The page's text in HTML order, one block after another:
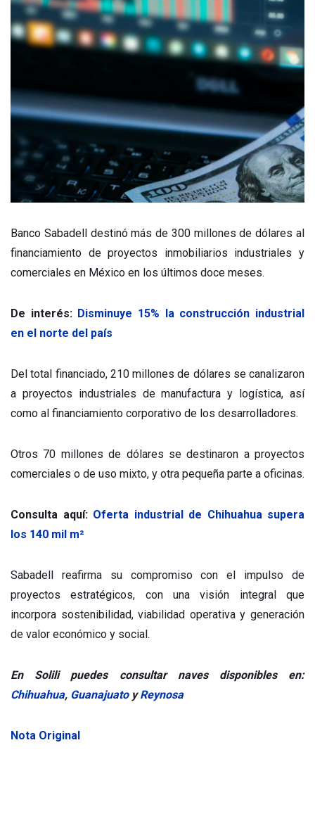
Banco Sabadell destinó más de 300 millones de dólares al
financiamiento de proyectos inmobiliarios industriales y
comerciales en México en los últimos doce meses.
De interés: Disminuye 15% la construcción industrial
en el norte del país
Del total financiado, 210 millones de dólares se canalizaron
a proyectos industriales de manufactura y logística, así
como al financiamiento corporativo de los desarrolladores.
Otros 70 millones de dólares se destinaron a proyectos
comerciales o de uso mixto, y otra pequeña parte a oficinas.
Consulta aquí: Oferta industrial de Chihuahua supera
los 140 mil m²
Sabadell reafirma su compromiso con el impulso de
proyectos estratégicos, con una visión integral que
incorpora sostenibilidad, viabilidad operativa y generación
de valor económico y social.
En Solili puedes consultar naves disponibles en:
Chihuahua, GuanajuatoyReynosa
Nota Original